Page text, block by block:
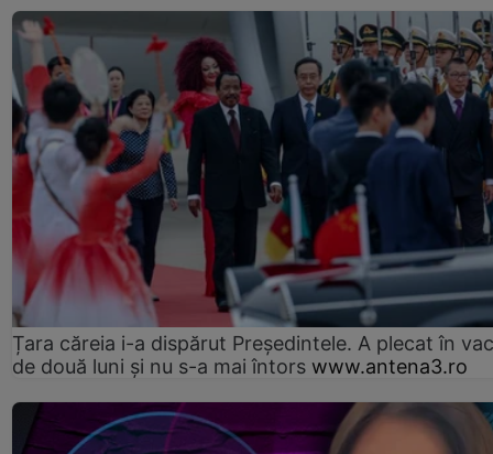
Țara căreia i-a dispărut Președintele. A plecat în
de două luni și nu s-a mai întors www.antena3.ro